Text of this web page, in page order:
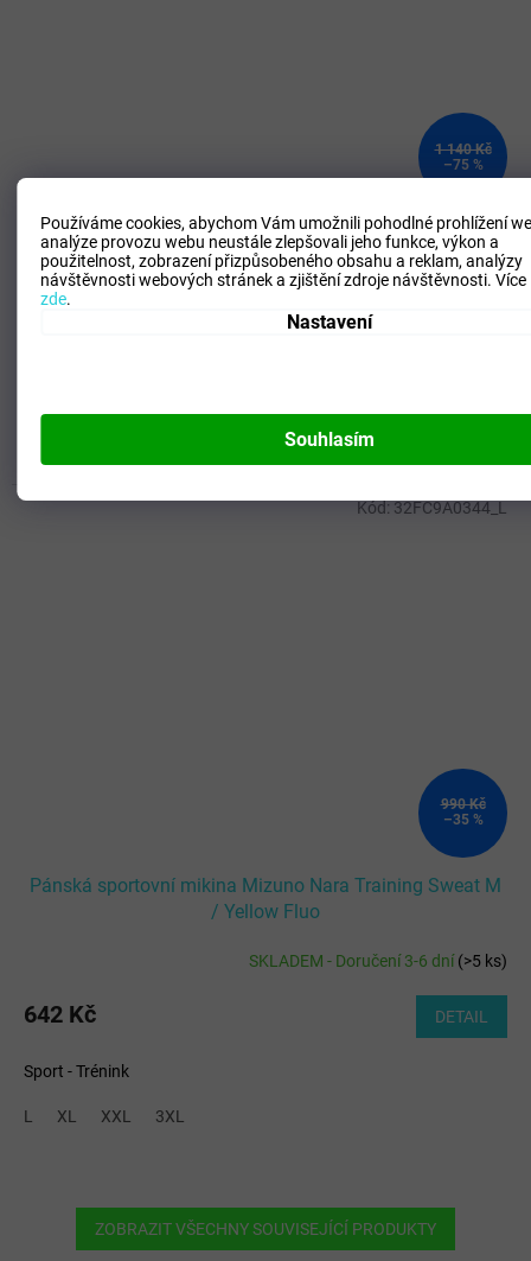
Používáme cookies, abychom Vám umožnili pohodlné prohlížení
analýze provozu webu neustále zlepšovali jeho funkce, výkon a
použitelnost, zobrazení přizpůsobeného obsahu a reklam, analýzy
návštěvnosti webových stránek a zjištění zdroje návštěvnosti.
zde.
Nastavení
Souhlasím
1 140 Kč
–75 %
Pánská mikina Mizuno Terry Crew/Grey Melange
Volný čas
3XL
990 Kč
–35 %
Pánská sportovní mikina Mizuno Nara Training Sweat M
/ Yellow Fluo
SKLADEM - Doručení 3-6 dní(>5 ks)
642 Kč DETAIL
Sport - Trénink
L XL XXL 3XL
Kód: 32FC9A0344_L
ZOBRAZIT VŠECHNY SOUVISEJÍCÍ PRODUKTY